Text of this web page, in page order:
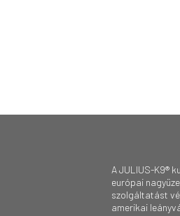
A JULIUS-K9®
európai
szolgáltatást
amerikai